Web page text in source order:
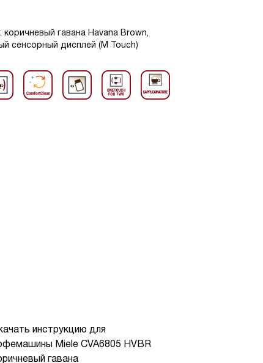
гавана Havana Brown,
сенсорный дисплей (M Touch)
инструкцию для
Miele CVA6805 HVBR
гавана